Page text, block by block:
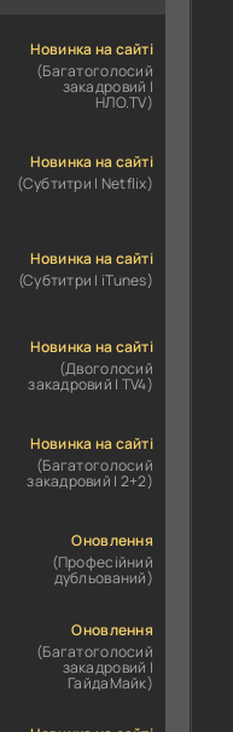
Новинка на сайті
(Багатоголосий
закадровий |
НЛО.TV)
Новинка на сайті
(Субтитри | Netflix)
Новинка на сайті
(Субтитри | iTunes)
Новинка на сайті
(Двоголосий
закадровий | TV4)
Новинка на сайті
(Багатоголосий
закадровий | 2+2)
Оновлення
(Професійний
дубльований)
Оновлення
(Багатоголосий
закадровий |
ГайдаМайк)